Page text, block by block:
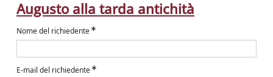
Augusto alla tarda antichità
Nome del richiedente
E-mail del richiedente